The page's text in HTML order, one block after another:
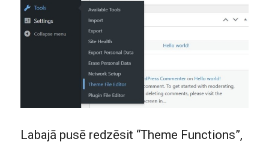
Labajā pusē redzēsit “Theme Functions”,